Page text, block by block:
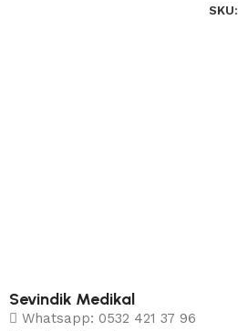
SKU:
Sevindik Medikal
Whatsapp: 0532 421 37 96